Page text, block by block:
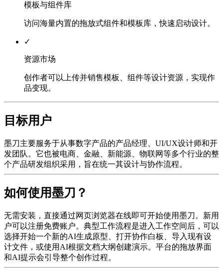
模板与组件库
访问海量内置的拖放式组件和模板库，快速启动设计。
✓
资源市场
创作者可以上传并销售模板、组件等设计资源，实现作
品变现。
目标用户
墨刀主要服务于从事数字产品的产品经理、UI/UX设计师和开
发团队。它也被电商、金融、新能源、物联网等多个行业的整
个产品研发组织采用，旨在统一其设计与协作流程。
如何使用墨刀？
无需安装，直接通过网页浏览器在线即可开始使用墨刀。新用
户可以注册免费账户。典型工作流程是进入工作空间后，可以
选择开始一个新的AI生成原型、打开协作白板、导入现有设
计文件，或使用AI根据文档大纲创建演示。平台的拖放界面
和AI提示会引导整个创作过程。